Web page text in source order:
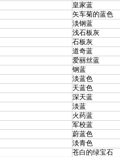
皇家蓝
矢车菊的蓝色
淡钢蓝
浅石板灰
石板灰
道奇蓝
爱丽丝蓝
钢蓝
淡蓝色
天蓝色
深天蓝
淡蓝
火药蓝
军校蓝
蔚蓝色
淡青色
苍白的绿宝石